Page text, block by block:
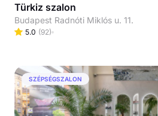
Türkiz szalon
Budapest Radnóti Miklós u. 11.
5.0 (92)
SZÉPSÉGSZALON